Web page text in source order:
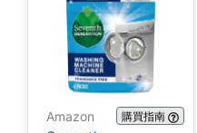
Amazon 購買指南